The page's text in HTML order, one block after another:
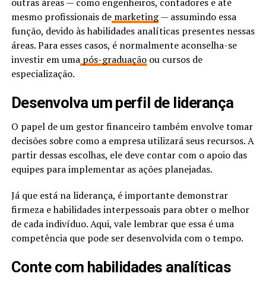
mesmo profissionais de marketing— assumindo essa
função, devido às habilidades analíticas presentes nessas
áreas. Para esses casos, é normalmente aconselha-se
investir em uma pós-graduaçãoou cursos de
especialização.
Desenvolva um perfil de liderança
O papel de um gestor financeiro também envolve tomar
decisões sobre como a empresa utilizará seus recursos. A
partir dessas escolhas, ele deve contar com o apoio das
equipes para implementar as ações planejadas.
Já que está na liderança, é importante demonstrar
firmeza e habilidades interpessoais para obter o melhor
de cada indivíduo. Aqui, vale lembrar que essa é uma
competência que pode ser desenvolvida com o tempo.
Conte com habilidades analíticas